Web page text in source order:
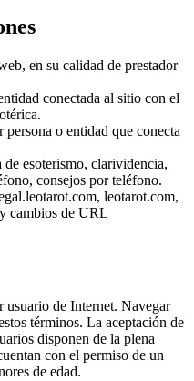
en su calidad de prestador
conectada al sitio con el
persona o entidad que conecta
de esoterismo, clarividencia,
consejos por teléfono.
leotarot.com,
cambios de URL
usuario de Internet. Navegar
términos. La aceptación de
disponen de la plena
con el permiso de un
de edad.